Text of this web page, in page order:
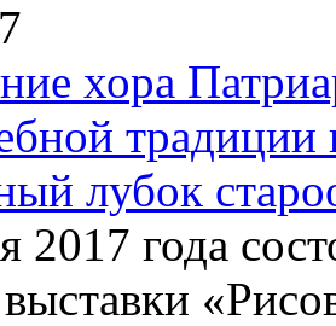
хора
традиции
лубок
2017 года